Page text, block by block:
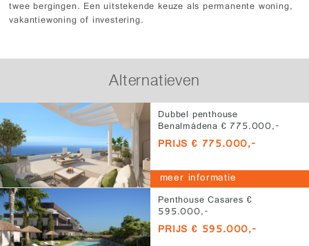
twee bergingen. Een uitstekende keuze als permanente woning,
vakantiewoning of investering.
Alternatieven
Dubbel penthouse
Benalmádena € 775.000,-
PRIJS € 775.000,-
meer informatie
Penthouse Casares €
595.000,-
PRIJS € 595.000,-